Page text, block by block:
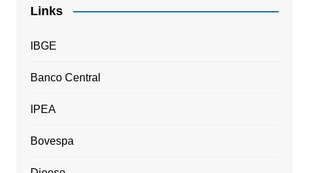
Links
IBGE
Banco Central
IPEA
Bovespa